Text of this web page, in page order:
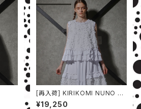
[再入荷] KIRIKOMI NUNO ベ
スト
¥19,250